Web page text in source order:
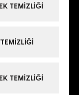
TEMIZLIĞI
TEMIZLIĞI